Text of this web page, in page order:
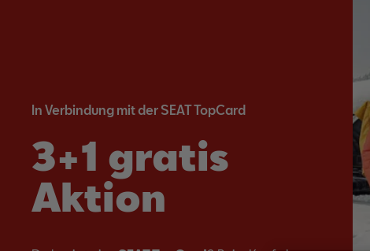
In Verbindung mit der SEAT TopCard
3+1 gratis
Aktion